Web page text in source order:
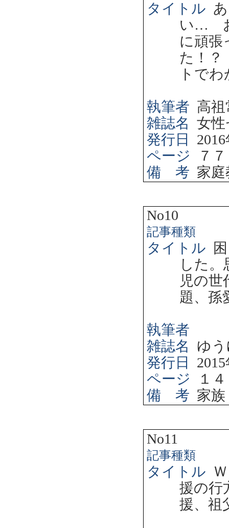
タイトル
い… お
に頑張
た！
トで
執筆者 高
雑誌名 女
発行日
2016
ページ
７
備 考 家
No10
記事種類
タイトル
した
児の
題、孫
執筆者
雑誌名
ゆ
発行日
2015
ページ
１
備 考 家族
No11
記事種類
タイトル
援の
援、祖